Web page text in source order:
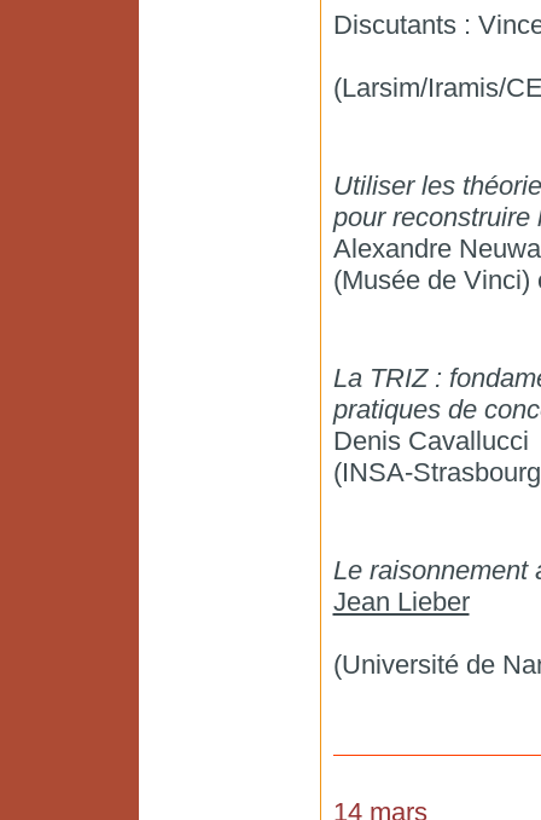
Discutants :
(Larsim/Iramis/
Utiliser les
pour reconstruire
Alexandre
(Musée de Vinci)
La TRIZ :
pratiques de
Denis Cavallucci
(INSA-
Le raisonnement
Jean Lieber
(Université de
14 mars